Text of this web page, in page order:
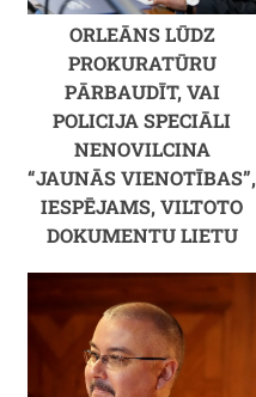
ORLEĀNS LŪDZ
PROKURATŪRU
PĀRBAUDĪT, VAI
POLICIJA SPECIĀLI
NENOVILCINA
“JAUNĀS VIENOTĪBAS”,
IESPĒJAMS, VILTOTO
DOKUMENTU LIETU